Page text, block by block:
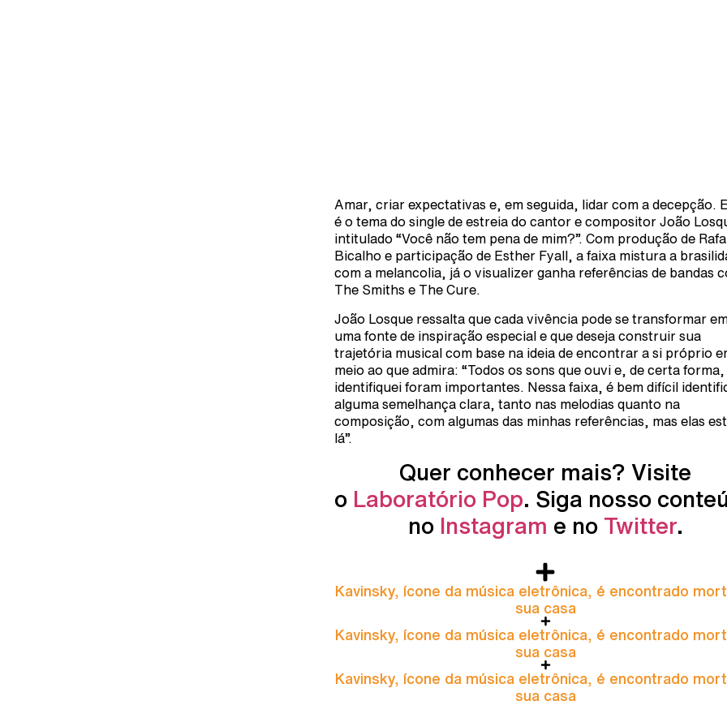
Amar, criar expectativas e, em seguida, lidar com a decepção.
é o tema do single de estreia do cantor e compositor João
intitulado “Você não tem pena de mim?”. Com produção de Rafa
Bicalho e participação de Esther Fyall, a faixa mistura a
com a melancolia, já o visualizer ganha referências de bandas
The Smiths e The Cure.
João Losque ressalta que cada vivência pode se transformar
uma fonte de inspiração especial e que deseja construir sua
trajetória musical com base na ideia de encontrar a si próprio
meio ao que admira: “Todos os sons que ouvi e, de certa forma,
identifiquei foram importantes. Nessa faixa, é bem difícil
alguma semelhança clara, tanto nas melodias quanto na
composição, com algumas das minhas referências, mas elas
lá”.
Quer conhecer mais? Visite
o Laboratório Pop. Siga nosso
no Instagram e no Twitter.
Kavinsky, ícone da música eletrônica, é encontrado
sua casa
Kavinsky, ícone da música eletrônica, é encontrado
sua casa
Kavinsky, ícone da música eletrônica, é encontrado
sua casa